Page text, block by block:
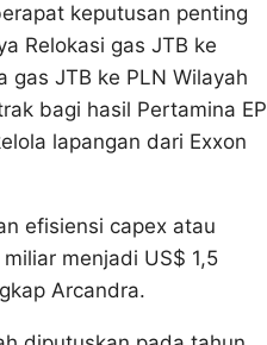
keputusan penting
Relokasi gas JTB ke
gas JTB ke PLN Wilayah
bagi hasil Pertamina EP
lapangan dari Exxon
efisiensi capex atau
menjadi US$ 1,5
Arcandra.